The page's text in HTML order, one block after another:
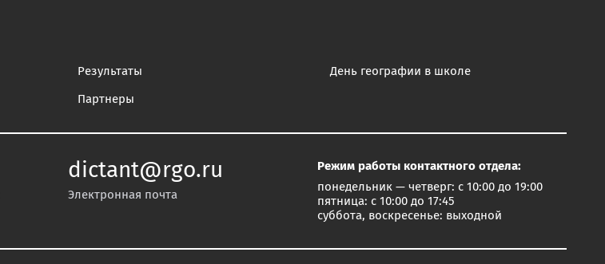
Результаты
Партнеры
День географии в школе
dictant@rgo.ru
Электронная почта
Режим работы контактного отдела:
понедельник — четверг: с 10:00 до 19:00
пятница: с 10:00 до 17:45
суббота, воскресенье: выходной